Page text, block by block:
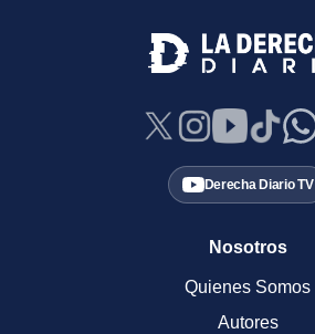
Derecha Diario TV
Nosotros
Quienes Somos
Autores